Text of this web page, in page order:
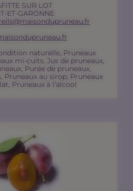
SUR LOT
ET-GARONNE
naturelle, Pruneaux
mi-cuits, Jus de pruneaux,
Purée de pruneaux,
Pruneaux au sirop, Pruneaux
Pruneaux à l’alcool